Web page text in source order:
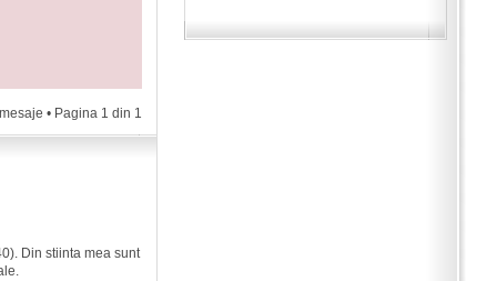
• Pagina 1 din 1
Din stiinta mea sunt